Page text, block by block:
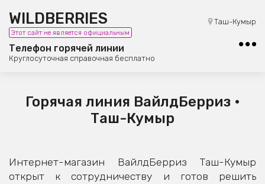
WILDBERRIES
Этот сайт не является официальным
Телефон горячей линии
Круглосуточная справочная бесплатно
Таш-Кумыр
8 (800) 101-42-23
Бесплатная юридическая консультация
Горячая линия ВайлдБерриз •
Таш-Кумыр
Интернет-магазин ВайлдБерриз Таш-Кумыр
открыт к сотрудничеству и готов решить